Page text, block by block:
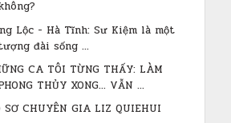
Lộc - Hà Tĩnh: Sư Kiệm là một
đài sống ...
CA TÔI TỪNG THẤY: LÀM
THỦY XONG… VẪN ...
SƠ CHUYÊN GIA LIZ QUIEHUI